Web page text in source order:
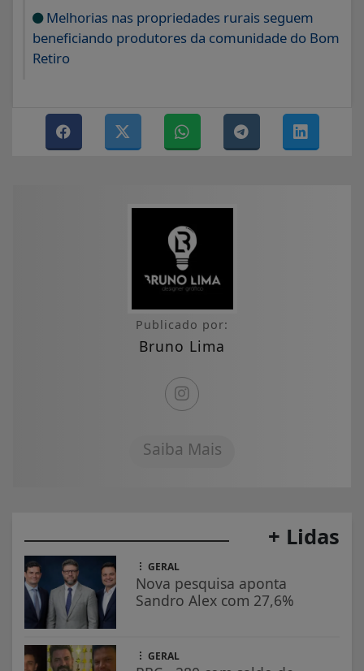
Melhorias nas propriedades rurais seguem
beneficiando produtores da comunidade do Bom
Retiro
Publicado por:
Bruno Lima
Saiba Mais
+ Lidas
GERAL
Nova pesquisa aponta
Sandro Alex com 27,6%
GERAL